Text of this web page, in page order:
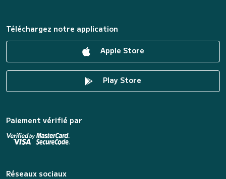
Téléchargez notre application
Apple Store
Play Store
Paiement vérifié par
Réseaux sociaux